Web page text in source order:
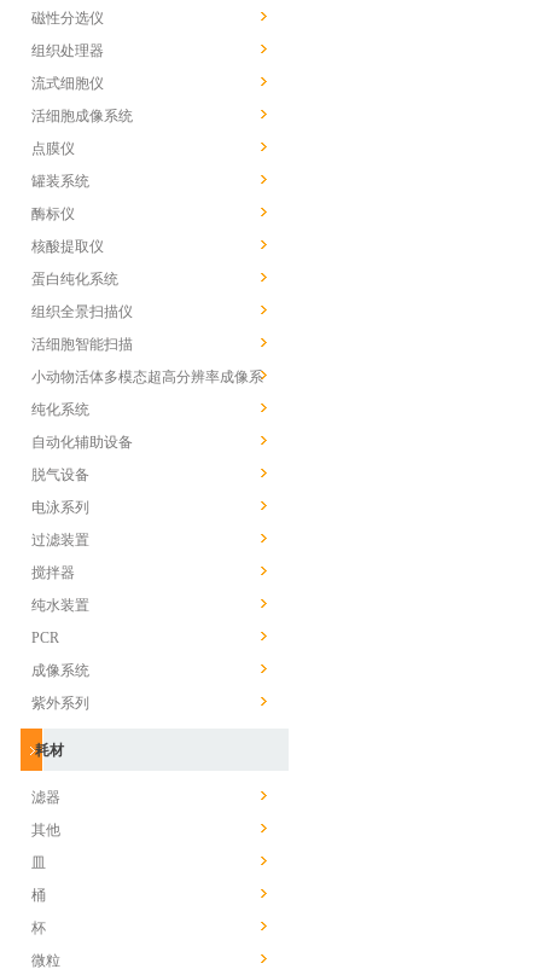
磁性分选仪
组织处理器
流式细胞仪
活细胞成像系统
点膜仪
罐装系统
酶标仪
核酸提取仪
蛋白纯化系统
组织全景扫描仪
活细胞智能扫描
小动物活体多模态超高分辨率成像系
统
纯化系统
自动化辅助设备
脱气设备
电泳系列
过滤装置
搅拌器
纯水装置
PCR
成像系统
紫外系列
耗材
滤器
其他
皿
桶
杯
微粒